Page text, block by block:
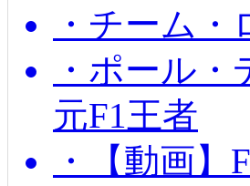
・チーム
・ポール
元F1王者
・【動画